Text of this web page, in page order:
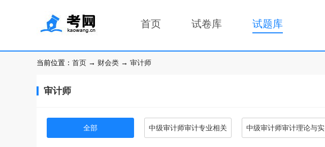
首页 试卷库 试题库
当前位置： 首页 → 财会类 → 审计师
审计师
全部 中级审计师审计专业相关 中级审计师审计理论与实